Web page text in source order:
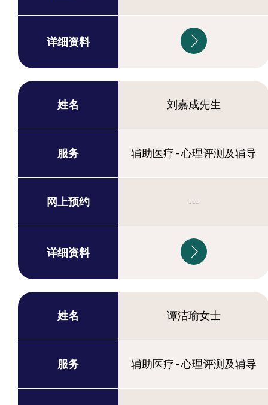
详细资料
姓名 刘嘉成先生
服务 辅助医疗 - 心理评测及辅导
网上预约 ---
详细资料
姓名 谭洁瑜女士
服务 辅助医疗 - 心理评测及辅导